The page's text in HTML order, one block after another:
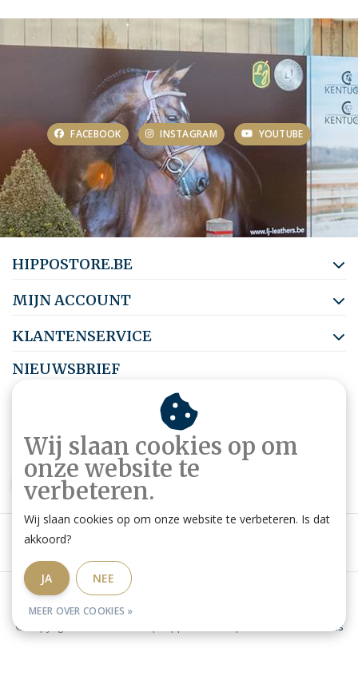
FACEBOOK INSTAGRAM YOUTUBE
HIPPOSTORE.BE
MIJN ACCOUNT
KLANTENSERVICE
NIEUWSBRIEF
Abonneer je op onze nieuwsbrief om op de hoogte te blijven.
ABONNEER
Algemene voorwaarden
© Copyright 2026 - Ruitershop HippoStore.be | Website door Omatis
Wij slaan cookies op om
onze website te
verbeteren.
Wij slaan cookies op om onze website te verbeteren. Is dat
akkoord?
JA NEE
MEER OVER COOKIES »